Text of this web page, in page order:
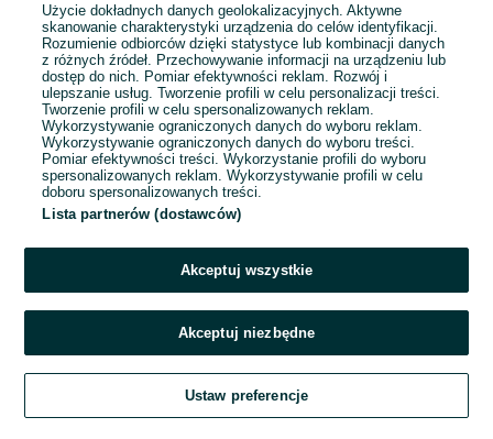
Pracownicy z Ukrainy: 🇺🇦 Запрошуємо людей з України
(Zapraszamy pracowników z Ukrainy)
Odświeżono dzisiaj o 05:55
1 2 3 ... 17
Zadzwoń / SMS
Szukaj Obserwujesz Dodaj Czat Konto
Użycie dokładnych danych geolokalizacyjnych. Aktywne
skanowanie charakterystyki urządzenia do celów identyfikacji.
Rozumienie odbiorców dzięki statystyce lub kombinacji danych
z różnych źródeł. Przechowywanie informacji na urządzeniu lub
dostęp do nich. Pomiar efektywności reklam. Rozwój i
ulepszanie usług. Tworzenie profili w celu personalizacji treści.
Tworzenie profili w celu spersonalizowanych reklam.
Wykorzystywanie ograniczonych danych do wyboru reklam.
Wykorzystywanie ograniczonych danych do wyboru treści.
Pomiar efektywności treści. Wykorzystanie profili do wyboru
spersonalizowanych reklam. Wykorzystywanie profili w celu
doboru spersonalizowanych treści.
Lista partnerów (dostawców)
Akceptuj wszystkie
Akceptuj niezbędne
Ustaw preferencje